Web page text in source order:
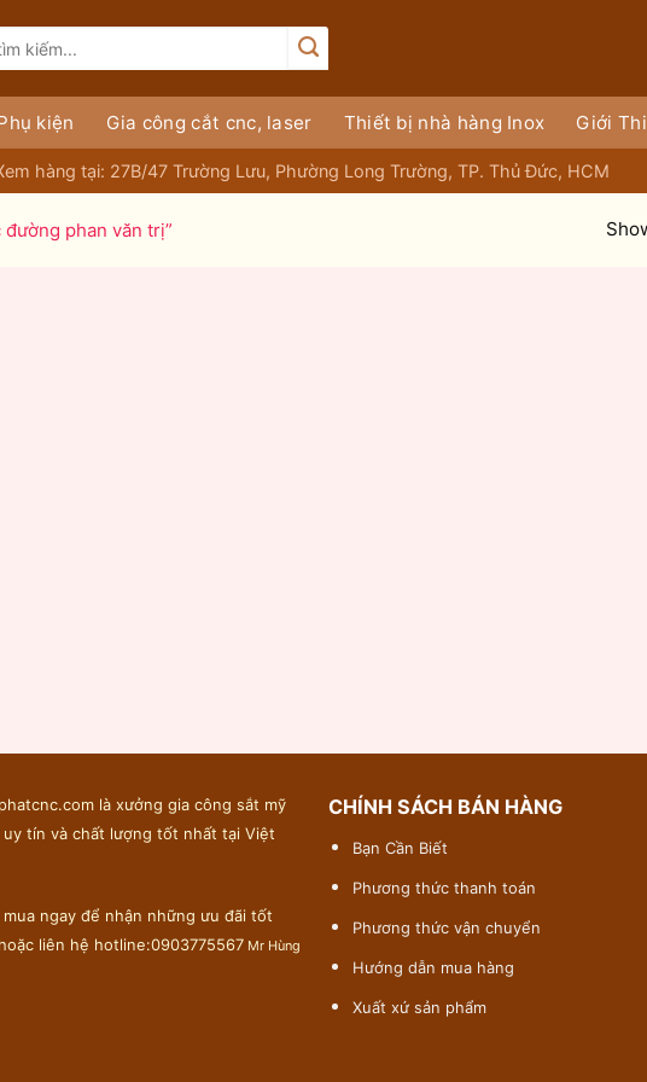
kiện Gia công cắt cnc, laser Thiết bị nhà hàng Inox Giới
hàng tại: 27B/47 Trường Lưu, Phường Long Trường, TP. Thủ Đức, HCM
phan văn trị”
là xưởng gia công sắt mỹ
tín và chất lượng tốt nhất tại Việt
mua ngay để nhận những ưu đãi tốt
liên hệ hotline:0903775567 Mr Hùng
CHÍNH SÁCH BÁN HÀNG
Bạn Cần Biết
Phương thức thanh toán
Phương thức vận chuyển
Hướng dẫn mua hàng
Xuất xứ sản phẩm